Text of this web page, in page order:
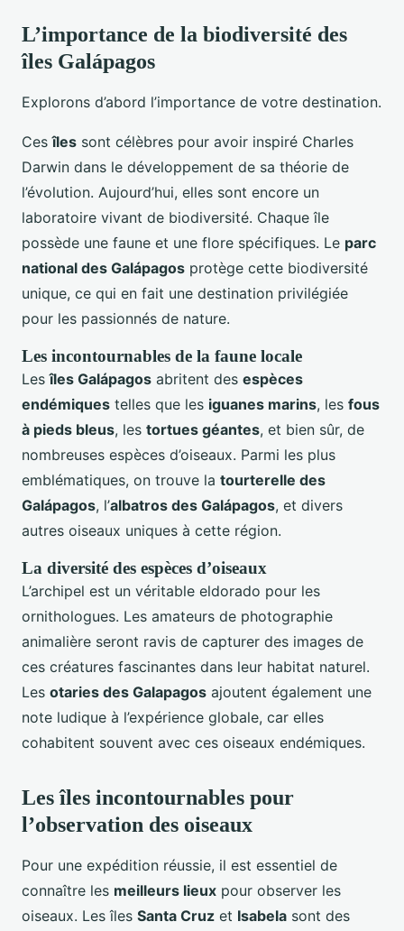
L’importance de la biodiversité des
îles Galápagos
Explorons d’abord l’importance de votre destination.
Cesîles sont célèbres pour avoir inspiré Charles
Darwin dans le développement de sa théorie de
l’évolution. Aujourd’hui, elles sont encore un
laboratoire vivant de biodiversité. Chaque île
possède une faune et une flore spécifiques. Le parc
national des Galápagos protège cette biodiversité
unique, ce qui en fait une destination privilégiée
pour les passionnés de nature.
Les incontournables de la faune locale
Lesîles Galápagos abritent des espèces
endémiques telles que les iguanes marins, les fous
à pieds bleus, les tortues géantes, et bien sûr, de
nombreuses espèces d’oiseaux. Parmi les plus
emblématiques, on trouve la tourterelle des
Galápagos, l’albatros des Galápagos, et divers
autres oiseaux uniques à cette région.
La diversité des espèces d’oiseaux
L’archipel est un véritable eldorado pour les
ornithologues. Les amateurs de photographie
animalière seront ravis de capturer des images de
ces créatures fascinantes dans leur habitat naturel.
Les otaries des Galapagos ajoutent également une
note ludique à l’expérience globale, car elles
cohabitent souvent avec ces oiseaux endémiques.
Les îles incontournables pour
l’observation des oiseaux
Pour une expédition réussie, il est essentiel de
connaître les meilleurs lieux pour observer les
oiseaux. Les îles Santa Cruz et Isabela sont des